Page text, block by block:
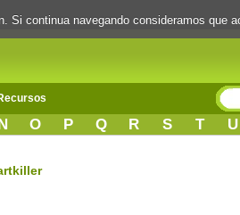
O P Q R S T U
Si continua navegando consideramos que